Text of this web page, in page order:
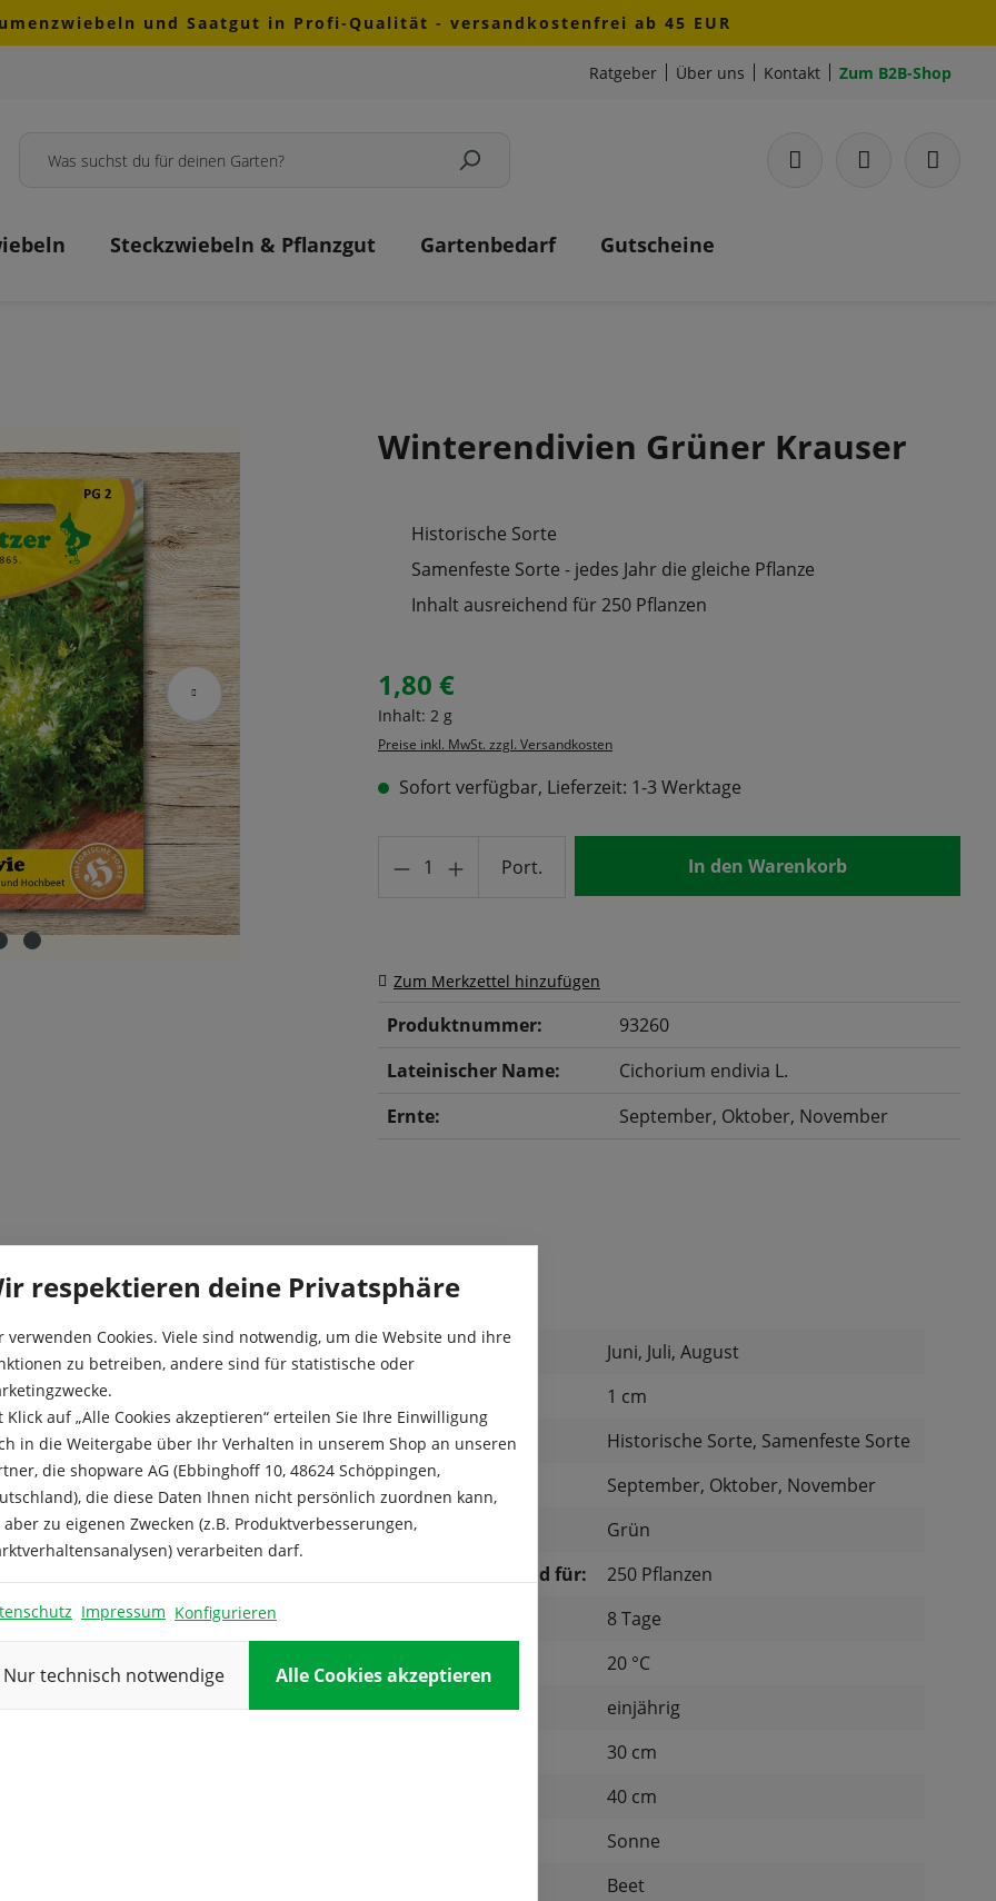
und Saatgut in Profi-Qualität - versandkostenfrei ab 45 EUR
Ratgeber Über uns Kontakt Zum B2B-Shop
Steckzwiebeln & Pflanzgut Gartenbedarf Gutscheine
Winterendivien Grüner Krauser
Historische Sorte
Samenfeste Sorte - jedes Jahr die gleiche Pflanze
Inhalt ausreichend für 250 Pflanzen
Regulärer Preis:
1,80 €
Inhalt: 2 g
Preise inkl. MwSt. zzgl. Versandkosten
Sofort verfügbar, Lieferzeit: 1-3 Werktage
Produkt Anzahl: Gib den gewünschten Wert ein
Port. In den Warenkorb
Zum Merkzettel hinzufügen
Produktnummer:
93260
Lateinischer Name:
Cichorium endivia L.
Ernte:
September, Oktober, November
mittelgroße,
Frisée Endivien
„Grüner Krauser“ ist sehr
für Mischsalate und
2 Wochen vor der
Säen Sie nicht zu
historischen
der Sortenvielfalt.
Aussaat:
Juni, Juli, August
1 cm
Besonderheit:
Historische Sorte, Samenfeste Sorte
Ernte:
September, Oktober, November
Farbe:
Grün
Inhalt ausreichend für:
250 Pflanzen
8 Tage
Keimtemperatur:
20 °C
Kulturdauer:
einjährig
30 cm
40 cm
Sonne
Beet
respektieren deine Privatsphäre
verwenden Cookies. Viele sind notwendig, um die Website und ihre
zu betreiben, andere sind für statistische oder
Klick auf „Alle Cookies akzeptieren“ erteilen Sie Ihre Einwilligung
in die Weitergabe über Ihr Verhalten in unserem Shop an unseren
die shopware AG (Ebbinghoff 10, 48624 Schöppingen,
die diese Daten Ihnen nicht persönlich zuordnen kann,
aber zu eigenen Zwecken (z.B. Produktverbesserungen,
verarbeiten darf.
Impressum Konfigurieren
Nur technisch notwendige Alle Cookies akzeptieren